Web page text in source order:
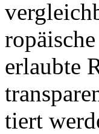
er­laub­te
tiert